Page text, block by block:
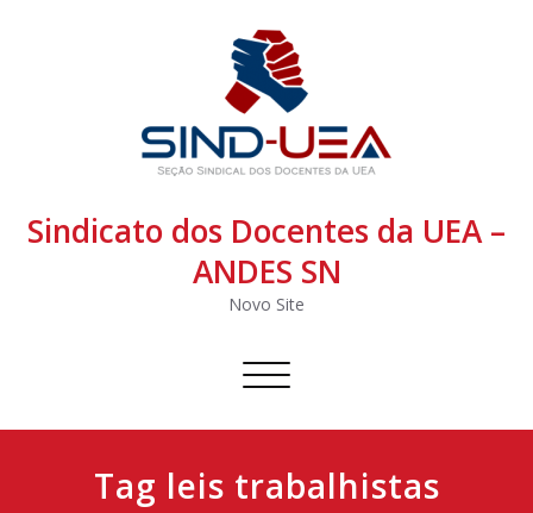
Sindicato dos Docentes da UEA –
ANDES SN
Novo Site
Alternar
Tag leis trabalhistas